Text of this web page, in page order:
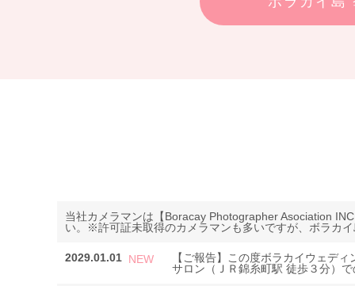
当社カメラマンは【Boracay Photographer Asociation
い。※許可証未取得のカメラマンも多いですが、ボラカ
2029.01.01
【ご報告】この度ボラカイウェデ
サロン（ＪＲ錦糸町駅 徒歩３分）